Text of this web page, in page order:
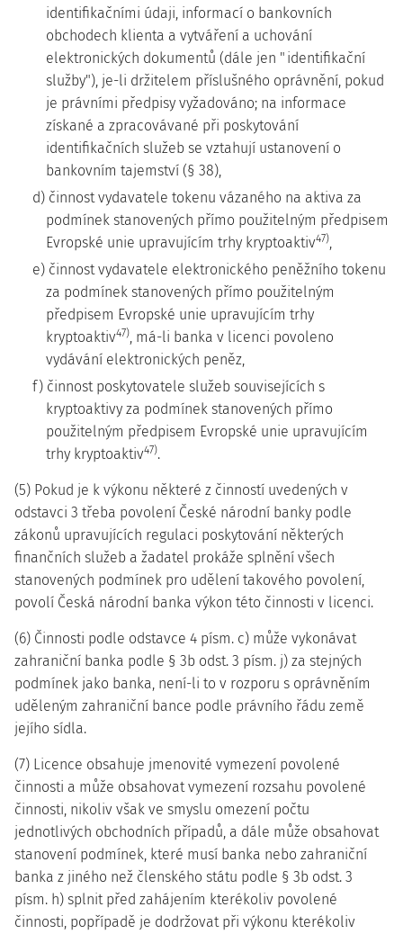
identifikačními údaji, informací o bankovních
obchodech klienta a vytváření a uchování
elektronických dokumentů (dále jen "identifikační
služby"), je-li držitelem příslušného oprávnění, pokud
je právními předpisy vyžadováno; na informace
získané a zpracovávané při poskytování
identifikačních služeb se vztahují ustanovení o
bankovním tajemství (§ 38),
d) činnost vydavatele tokenu vázaného na aktiva za
podmínek stanovených přímo použitelným předpisem
Evropské unie upravujícím trhy kryptoaktiv47),
e) činnost vydavatele elektronického peněžního tokenu
za podmínek stanovených přímo použitelným
předpisem Evropské unie upravujícím trhy
kryptoaktiv47), má-li banka v licenci povoleno
vydávání elektronických peněz,
f) činnost poskytovatele služeb souvisejících s
kryptoaktivy za podmínek stanovených přímo
použitelným předpisem Evropské unie upravujícím
trhy kryptoaktiv47).
(5) Pokud je k výkonu některé z činností uvedených v
odstavci 3 třeba povolení České národní banky podle
zákonů upravujících regulaci poskytování některých
finančních služeb a žadatel prokáže splnění všech
stanovených podmínek pro udělení takového povolení,
povolí Česká národní banka výkon této činnosti v licenci.
(6) Činnosti podle odstavce 4 písm. c) může vykonávat
zahraniční banka podle § 3b odst. 3 písm. j) za stejných
podmínek jako banka, není-li to v rozporu s oprávněním
uděleným zahraniční bance podle právního řádu země
jejího sídla.
(7) Licence obsahuje jmenovité vymezení povolené
činnosti a může obsahovat vymezení rozsahu povolené
činnosti, nikoliv však ve smyslu omezení počtu
jednotlivých obchodních případů, a dále může obsahovat
stanovení podmínek, které musí banka nebo zahraniční
banka z jiného než členského státu podle § 3b odst. 3
písm. h) splnit před zahájením kterékoliv povolené
činnosti, popřípadě je dodržovat při výkonu kterékoliv